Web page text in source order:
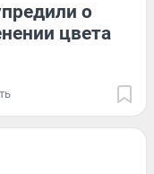
о
цвета